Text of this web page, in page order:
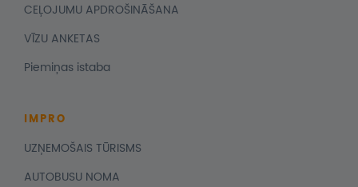
CEĻOJUMU APDROŠINĀŠANA
VĪZU ANKETAS
Piemiņas istaba
IMPRO
UZŅEMOŠAIS TŪRISMS
AUTOBUSU NOMA